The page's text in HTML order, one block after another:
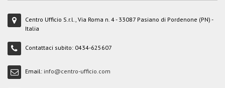
Centro Ufficio S.r.l., Via Roma n. 4 - 33087 Pasiano di Pordenone (PN) -
Italia
Contattaci subito: 0434-625607
Email: info@centro-ufficio.com